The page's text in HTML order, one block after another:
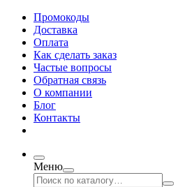
Промокоды
Доставка
Оплата
Как сделать заказ
Частые вопросы
Обратная связь
О компании
Блог
Контакты
Меню